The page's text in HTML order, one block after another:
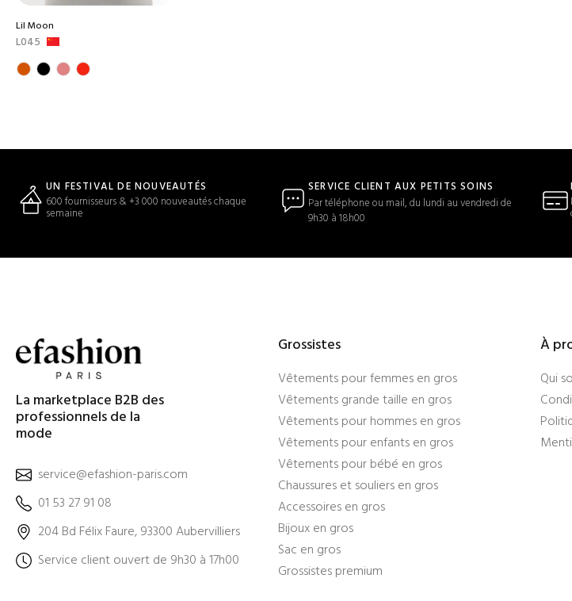
Lil Moon
L045
UN FESTIVAL DE NOUVEAUTÉS
600 fournisseurs & +3 000 nouveautés chaque
semaine
SERVICE CLIENT AUX PETITS SOINS
Par téléphone ou mail, du lundi au vendredi de
9h30 à 18h00
La marketplace B2B des
professionnels de la
mode
service@efashion-paris.com
01 53 27 91 08
204 Bd Félix Faure, 93300 Aubervilliers
Service client ouvert de 9h30 à 17h00
Grossistes
Vêtements pour femmes en gros
Vêtements grande taille en gros
Vêtements pour hommes en gros
Vêtements pour enfants en gros
Vêtements pour bébé en gros
Chaussures et souliers en gros
Accessoires en gros
Bijoux en gros
Sac en gros
Grossistes premium
À
Qui